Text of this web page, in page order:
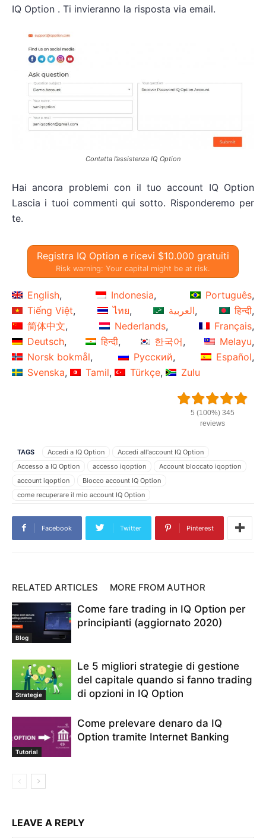
IQ Option . Ti invieranno la risposta via email.
Contatta l’assistenza IQ Option
Hai ancora problemi con il tuo account IQ Option
Lascia i tuoi commenti qui sotto. Risponderemo per
te.
Registra IQ Option e ricevi $10.000 gratuiti
Risk warning: Your capital might be at risk.
English Indonesia
Português
Tiếng Việt
ไทย العربية
हिन्दी
简体中文
Nederlands
Français
Deutsch
हिन्दी 한국어
Melayu
Norsk bokmål
Русский
Español
Svenska
Tamil Türkçe Zulu
5 (100%) 345
reviews
TAGS Accedi a IQ Option
Accedi all'account IQ Option
Accesso a IQ Option
accesso iqoption
Account bloccato iqoption
account iqoption
Blocco account IQ Option
come recuperare il mio account IQ Option
Conto IQ Option
Errore di accesso a IQOption
errore di accesso account IQ Option
Errore di accesso IQ Option
password di accesso IQ Option persa
password dimenticata
recuperare la password dell'account IQ Option
recuperare la password in IQ Option
supporta l' IQ Option
Facebook Twitter Pinterest
RELATED ARTICLES MORE FROM AUTHOR
Blog
Come fare trading in IQ Option per
principianti (aggiornato 2020)
Strategie
Le 5 migliori strategie di gestione
del capitale quando si fanno trading
di opzioni in IQ Option
Tutorial
Come prelevare denaro da IQ
Option tramite Internet Banking
LEAVE A REPLY